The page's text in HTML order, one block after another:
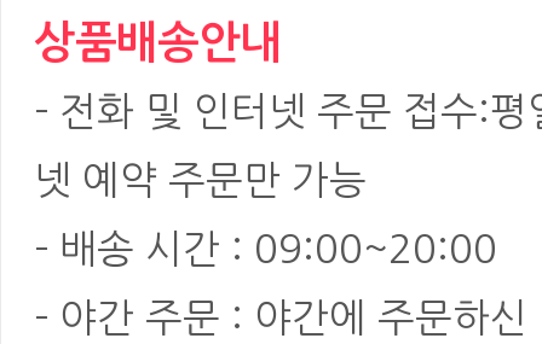
상품배송안내
- 전화 및 인터넷 주문 접수:
넷 예약 주문만 가능
- 배송 시간 : 09:00~20:00
- 야간 주문 : 야간에 주문하